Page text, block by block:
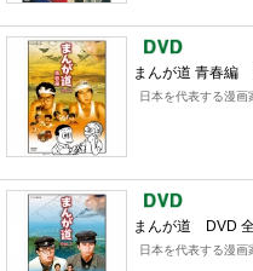
まんが道 青春編
日本を代表する漫画
まんが道 DVD
日本を代表する漫画